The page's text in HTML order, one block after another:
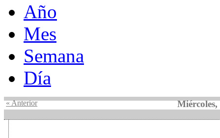
Año
Mes
Semana
Día
« Anterior